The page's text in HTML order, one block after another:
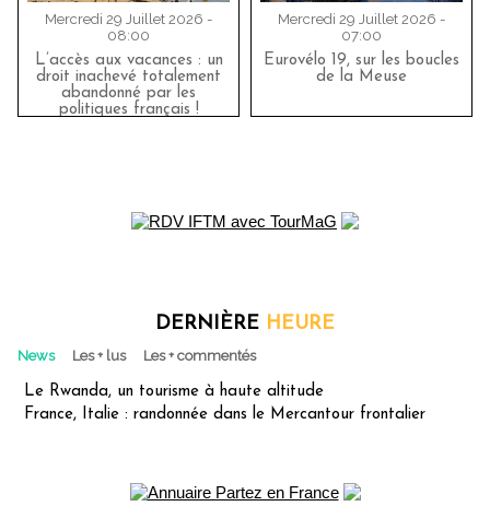
Mercredi 29 Juillet 2026 -
08:00
L’accès aux vacances : un
droit inachevé totalement
abandonné par les
politiques français !
Mercredi 29 Juillet 2026 -
07:00
Eurovélo 19, sur les boucles
de la Meuse
DERNIÈRE HEURE
News Les + lus Les + commentés
Le Rwanda, un tourisme à haute altitude
France, Italie : randonnée dans le Mercantour frontalier